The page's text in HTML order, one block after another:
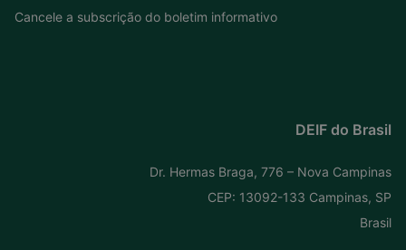
Cancele a subscrição do boletim informativo
DEIF do Brasil
Dr. Hermas Braga, 776 – Nova Campinas
CEP: 13092-133 Campinas, SP
Brasil